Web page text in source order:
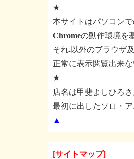
★
本サイトはパソコン
Chromeの動作環境を
それ.以外のブラウザ
正常に表示閲覧出来な
★
店名は甲斐よしひろ
最初に出したソロ・
▲
[サイトマップ]